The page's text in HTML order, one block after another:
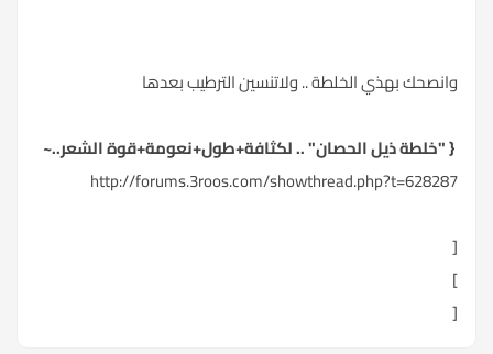
وانصحك بهذي الخلطة .. ولاتنسين الترطيب بعدها
{ "خلطة ذيل الحصان" .. لكثافة+طول+نعومة+قوة الشعر..~
http://forums.3roos.com/showthread.php?t=628287
[
]
[